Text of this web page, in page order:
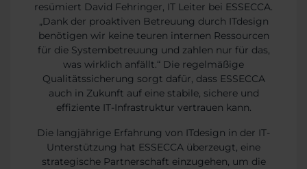
resümiert David Fehringer, IT Leiter bei ESSECCA.
„Dank der proaktiven Betreuung durch ITdesign
benötigen wir keine teuren internen Ressourcen
für die Systembetreuung und zahlen nur für das,
was wirklich anfällt.“ Die regelmäßige
Qualitätssicherung sorgt dafür, dass ESSECCA
auch in Zukunft auf eine stabile, sichere und
effiziente IT-Infrastruktur vertrauen kann.
Die langjährige Erfahrung von ITdesign in der IT-
Unterstützung hat ESSECCA überzeugt, eine
strategische Partnerschaft einzugehen, um die